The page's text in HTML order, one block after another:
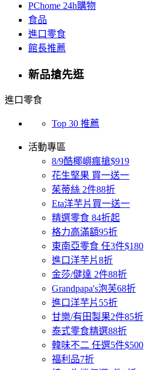
PChome 24h購物
食品
進口零食
館長推薦
新品搶先逛
進口零食
Top 30 推薦
活動專區
8/9酷椰嶼瘋搶$919
花生堅果 買一送一
茱蒂絲 2件88折
Eta洋芋片買一送一
精選零食 84折起
格力高滿額95折
東南亞零食 任3件$180
進口洋芋片8折
金莎/健達 2件88折
Grandpapa's泡芙68折
進口洋芋片55折
甘樂/有田製果2件85折
泰式零食精選88折
韓味不二 任選5件$500
福利品7折